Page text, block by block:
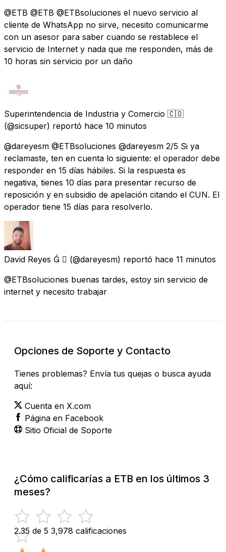
@ETB @ETB @ETBsoluciones el nuevo servicio al
cliente de WhatsApp no sirve, necesito comunicarme
con un asesor para saber cuando se restablece el
servicio de Internet y nada que me responden, más de
10 horas sin servicio por un daño
Superintendencia de Industria y Comercio 🇨🇴
(@sicsuper) reportó hace 10 minutos
@dareyesm @ETBsoluciones @dareyesm 2/5 Si ya
reclamaste, ten en cuenta lo siguiente: el operador debe
responder en 15 días hábiles. Si la respuesta es
negativa, tienes 10 días para presentar recurso de
reposición y en subsidio de apelación citando el CUN. El
operador tiene 15 días para resolverlo.
David Reyes   (@dareyesm) reportó hace 11 minutos
@ETBsoluciones buenas tardes, estoy sin servicio de
internet y necesito trabajar
Opciones de Soporte y Contacto
Tienes problemas? Envía tus quejas o busca ayuda
aquí:
Cuenta en X.com
Página en Facebook
Sitio Oficial de Soporte
¿Cómo calificarías a ETB en los últimos 3
meses?
2.35 de 5 3,978 calificaciones